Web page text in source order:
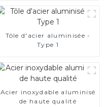
d'aluminium et tuyaux et
tubes en acier en
aluminium utilisés pour le
tuyau d'échappement de
voiture
Tôle d'acier aluminisée -
Type 1
Acier inoxydable aluminisé
de haute qualité